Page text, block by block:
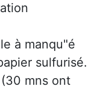
à manqu"é
sulfurisé.
mns ont